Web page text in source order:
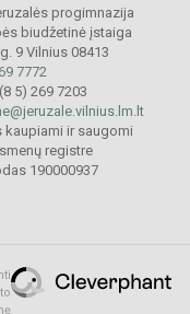
progimnazija
biudžetinė įstaiga
9 Vilnius 08413
7772
5) 269 7203
kaupiami ir saugomi
registre
190000937